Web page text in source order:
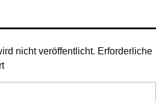
nicht veröffentlicht. Erforderliche